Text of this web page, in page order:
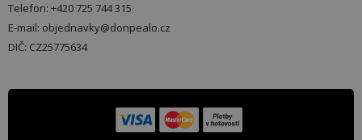
Telefon: +420 725 744 315
E-mail: objednavky@donpealo.cz
DIČ: CZ25775634